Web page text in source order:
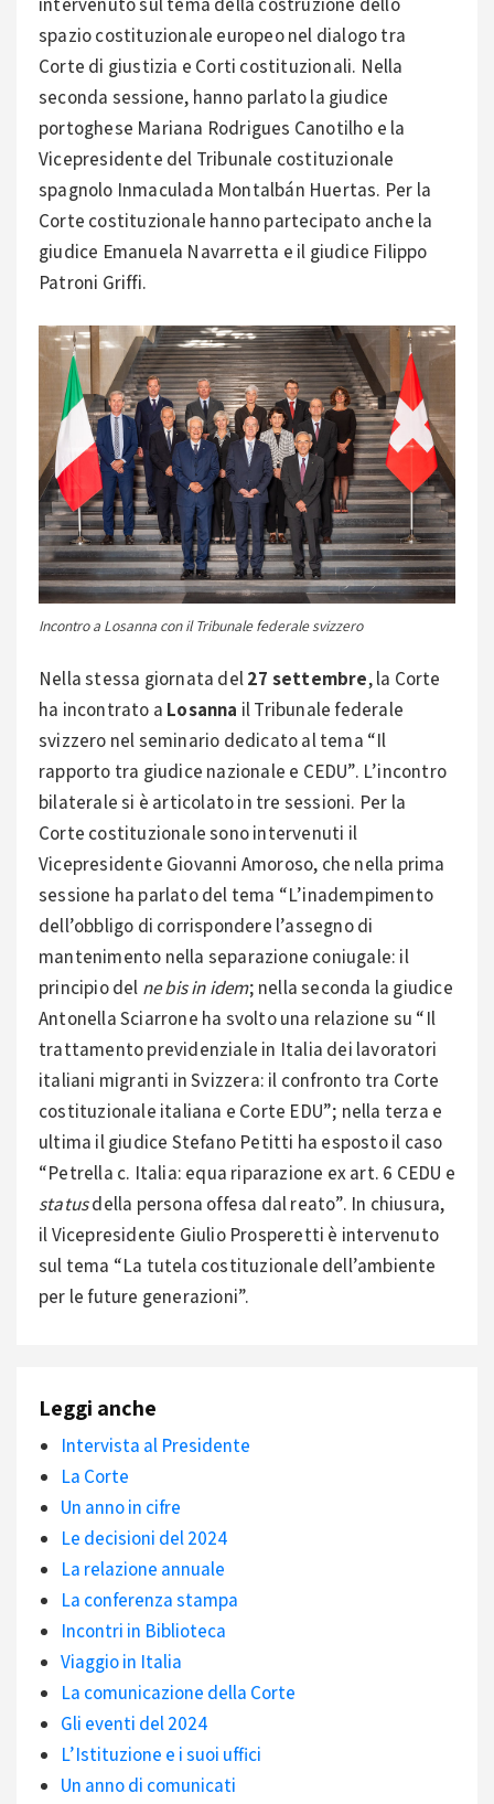
spazio costituzionale europeo nel dialogo tra
Corte di giustizia e Corti costituzionali. Nella
seconda sessione, hanno parlato la giudice
portoghese Mariana Rodrigues Canotilho e la
Vicepresidente del Tribunale costituzionale
spagnolo Inmaculada Montalbán Huertas. Per la
Corte costituzionale hanno partecipato anche la
giudice Emanuela Navarretta e il giudice Filippo
Patroni Griffi.
Incontro a Losanna con il Tribunale federale svizzero
Nella stessa giornata del27 settembre, la Corte
ha incontrato a Losanna il Tribunale federale
svizzero nel seminario dedicato al tema “Il
rapporto tra giudice nazionale e CEDU”. L’incontro
bilaterale si è articolato in tre sessioni. Per la
Corte costituzionale sono intervenuti il
Vicepresidente Giovanni Amoroso, che nella prima
sessione ha parlato del tema “L’inadempimento
dell’obbligo di corrispondere l’assegno di
mantenimento nella separazione coniugale: il
principio del ne bis in idem; nella seconda la giudice
Antonella Sciarrone ha svolto una relazione su “Il
trattamento previdenziale in Italia dei lavoratori
italiani migranti in Svizzera: il confronto tra Corte
costituzionale italiana e Corte EDU”; nella terza e
ultima il giudice Stefano Petitti ha esposto il caso
“Petrella c. Italia: equa riparazione ex art. 6 CEDU e
statusdella persona offesa dal reato”. In chiusura,
il Vicepresidente Giulio Prosperetti è intervenuto
sul tema “La tutela costituzionale dell’ambiente
per le future generazioni”.
Leggi anche
Intervista al Presidente
La Corte
Un anno in cifre
Le decisioni del 2024
La relazione annuale
La conferenza stampa
Incontri in Biblioteca
Viaggio in Italia
La comunicazione della Corte
Gli eventi del 2024
L’Istituzione e i suoi uffici
Un anno di comunicati